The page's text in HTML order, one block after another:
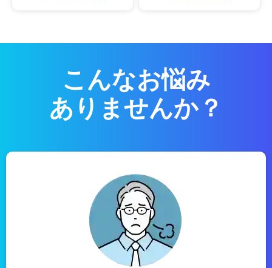
こんなお悩み
ありませんか？